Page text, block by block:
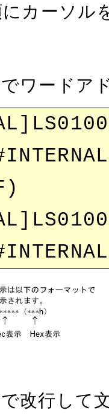
カーソル
ワードア
改行して